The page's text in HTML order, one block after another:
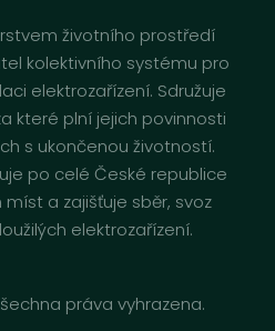
životního prostředí
kolektivního systému pro
elektrozařízení. Sdružuje
které plní jejich povinnosti
s ukončenou životností.
po celé České republice
a zajišťuje sběr, svoz
elektrozařízení.
práva vyhrazena.